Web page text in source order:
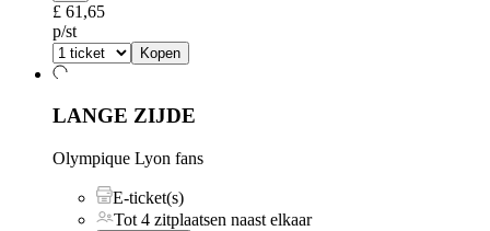
£ 61,65
p/st
Kopen
LANGE ZIJDE
Olympique Lyon fans
E-ticket(s)
Tot 4 zitplaatsen naast elkaar